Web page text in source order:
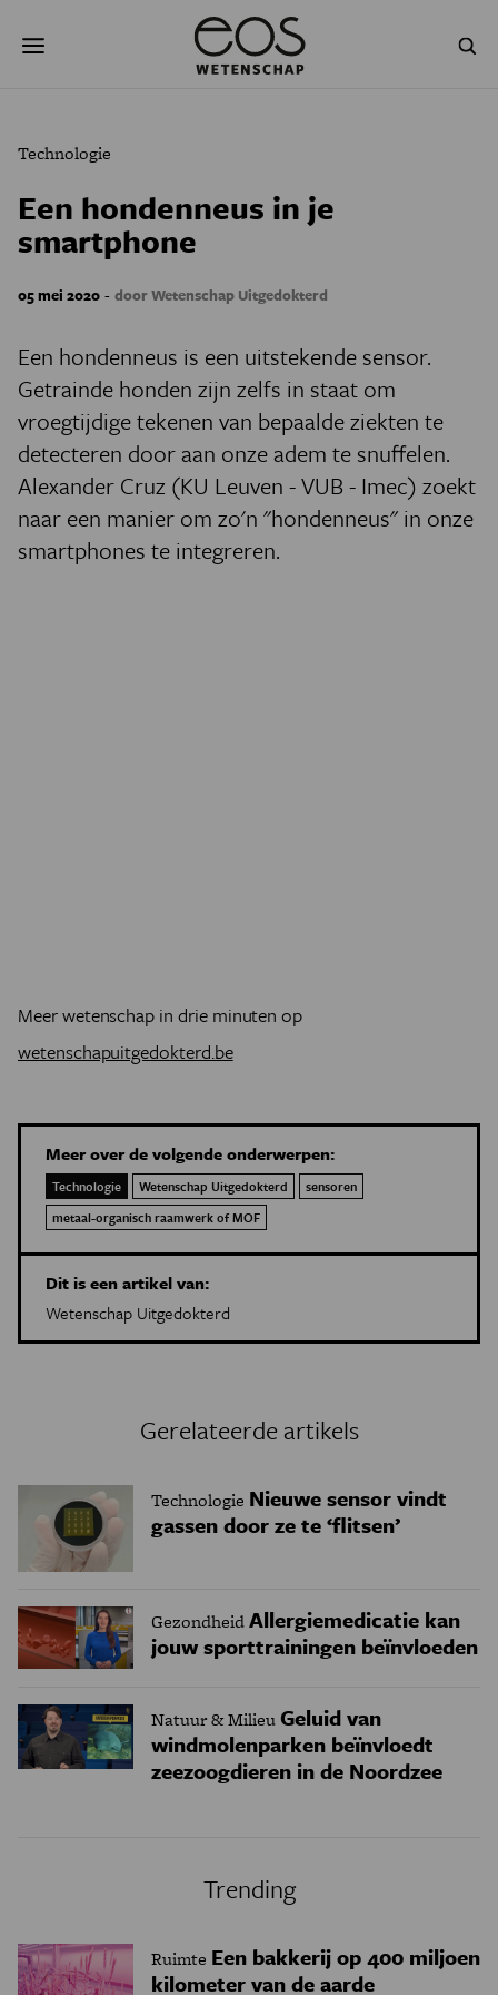
naar
NATUURWETENSCHAPPEN
PSYCHE & BREIN
PODCAST AGENDA
JONGE UITDAGERS
Technologie
Een hondenneus in je
smartphone
05 mei 2020 - door Wetenschap Uitgedokterd
Een hondenneus is een uitstekende sensor.
Getrainde honden zijn zelfs in staat om
vroegtijdige tekenen van bepaalde ziekten te
detecteren door aan onze adem te snuffelen.
Alexander Cruz (KU Leuven - VUB - Imec) zoekt
naar een manier om zo'n "hondenneus" in onze
smartphones te integreren.
Meer wetenschap in drie minuten op
wetenschapuitgedokterd.be
Meer over de volgende onderwerpen:
Technologie Wetenschap Uitgedokterd
sensoren
metaal-organisch raamwerk of MOF
Dit is een artikel van:
Wetenschap Uitgedokterd
Gerelateerde artikels
Technologie Nieuwe sensor vindt
gassen door ze te ‘flitsen’
GezondheidAllergiemedicatie kan
jouw sporttrainingen beïnvloeden
Natuur & MilieuGeluid van
windmolenparken beïnvloedt
zeezoogdieren in de Noordzee
Trending
Ruimte Een bakkerij op 400 miljoen
kilometer van de aarde